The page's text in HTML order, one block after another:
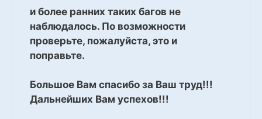
и более ранних таких багов не
наблюдалось. По возможности
проверьте, пожалуйста, это и
поправьте.
Большое Вам спасибо за Ваш труд!!!
Дальнейших Вам успехов!!!